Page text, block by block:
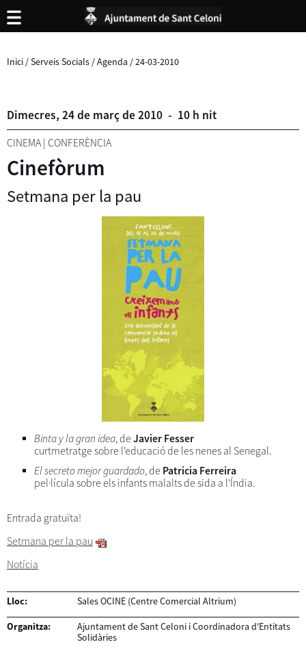
Inici /Serveis Socials /Agenda /24-03-2010
Dimecres, 24de marçde2010 - 10 h nit
CINEMA | CONFERÈNCIA
Cinefòrum
Setmana per la pau
Binta y la gran idea, de Javier Fesser
curtmetratge sobre l'educació de les nenes al Senegal.
El secreto mejor guardado, de Patricia Ferreira
pel·lícula sobre els infants malalts de sida a l'Índia.
Entrada gratuïta!
Setmana per la pau
Notícia
Lloc: Sales OCINE (Centre Comercial Altrium)
Organitza:
Ajuntament de Sant Celoni i Coordinadora d'Entitats
Solidàries